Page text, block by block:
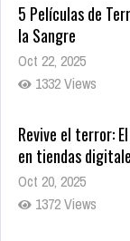
5 Películas de
la Sangre
Oct 22, 2025
1332 Views
Revive el terror:
en tiendas
Oct 20, 2025
1372 Views